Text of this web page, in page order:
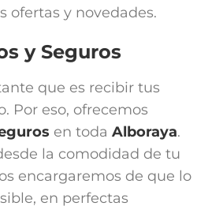
ofertas y novedades.
y Seguros
que es recibir tus
Por eso, ofrecemos
en toda Alboraya.
la comodidad de tu
encargaremos de que lo
en perfectas